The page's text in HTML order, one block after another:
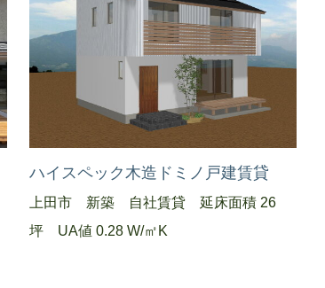
ハイスペック木造ドミノ戸建賃貸
上田市 新築 自社賃貸 延床面積 26
坪 UA値 0.28 W/㎡K